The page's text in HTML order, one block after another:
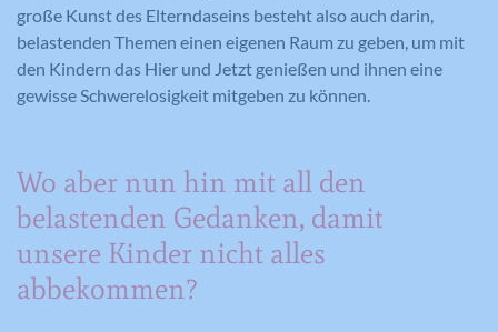
große Kunst des Elterndaseins besteht also auch darin,
belastenden Themen einen eigenen Raum zu geben, um mit
den Kindern das Hier und Jetzt genießen und ihnen eine
gewisse Schwerelosigkeit mitgeben zu können.
Wo aber nun hin mit all den
belastenden Gedanken, damit
unsere Kinder nicht alles
abbekommen?